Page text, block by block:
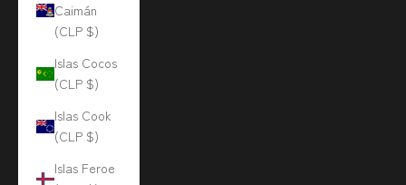
Caimán
(CLP $)
Islas Cocos
(CLP $)
Islas Cook
(CLP $)
Islas Feroe